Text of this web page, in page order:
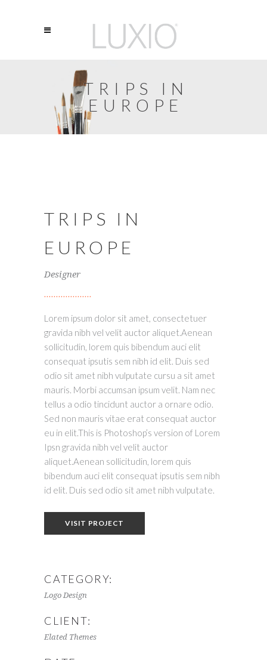
TRIPS IN
EUROPE
TRIPS IN
EUROPE
Designer
Lorem ipsum dolor sit amet, consectetuer
gravida nibh vel velit auctor aliquet.Aenean
sollicitudin, lorem quis bibendum auci elit
consequat ipsutis sem nibh id elit. Duis sed
odio sit amet nibh vulputate cursu a sit amet
mauris. Morbi accumsan ipsum velit. Nam nec
tellus a odio tincidunt auctor a ornare odio.
Sed non mauris vitae erat consequat auctor
eu in elit.This is Photoshop’s version of Lorem
Ipsn gravida nibh vel velit auctor
aliquet.Aenean sollicitudin, lorem quis
bibendum auci elit consequat ipsutis sem nibh
id elit. Duis sed odio sit amet nibh vulputate.
VISIT PROJECT
CATEGORY:
Logo Design
CLIENT:
Elated Themes